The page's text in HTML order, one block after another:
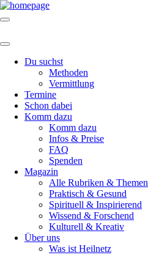
Du suchst
Methoden
Vermittlung
Termine
Schon dabei
Komm dazu
Komm dazu
Infos & Preise
FAQ
Spenden
Magazin
Alle Rubriken & Themen
Praktisch & Gesund
Spirituell & Inspirierend
Wissend & Forschend
Kulturell & Kreativ
Über uns
Was ist Heilnetz